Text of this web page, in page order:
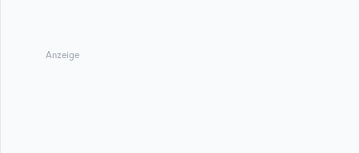
Anzeige